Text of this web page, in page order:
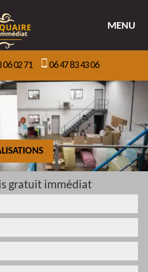
MENU
06 02 71 06 47 83 43 06
gratuit immédiat